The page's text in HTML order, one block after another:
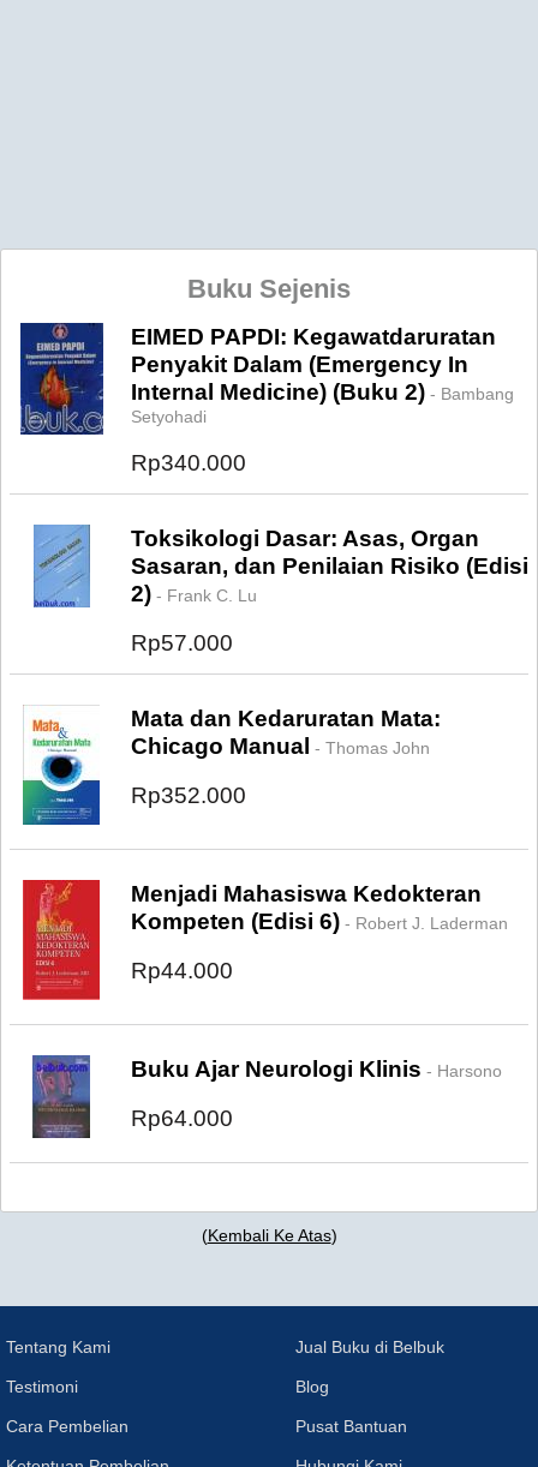
Buku Sejenis
EIMED PAPDI: Kegawatdaruratan
Penyakit Dalam (Emergency In
Internal Medicine) (Buku 2) - Bambang
Setyohadi
Rp340.000
Toksikologi Dasar: Asas, Organ
Sasaran, dan Penilaian Risiko (Edisi
2) - Frank C. Lu
Rp57.000
Mata dan Kedaruratan Mata:
Chicago Manual - Thomas John
Rp352.000
Menjadi Mahasiswa Kedokteran
Kompeten (Edisi 6) - Robert J. Laderman
Rp44.000
Buku Ajar Neurologi Klinis - Harsono
Rp64.000
(Kembali Ke Atas)
Tentang Kami
Testimoni
Cara Pembelian
Jual Buku di Belbuk
Blog
Pusat Bantuan